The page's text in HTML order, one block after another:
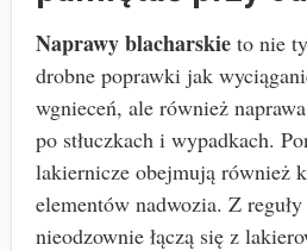
Naprawy blacharskieto nie
drobne poprawki jak
wgnieceń, ale również
po stłuczkach i wypadkach.
lakiernicze obejmują również
elementów nadwozia. Z
nieodzownie łączą się z